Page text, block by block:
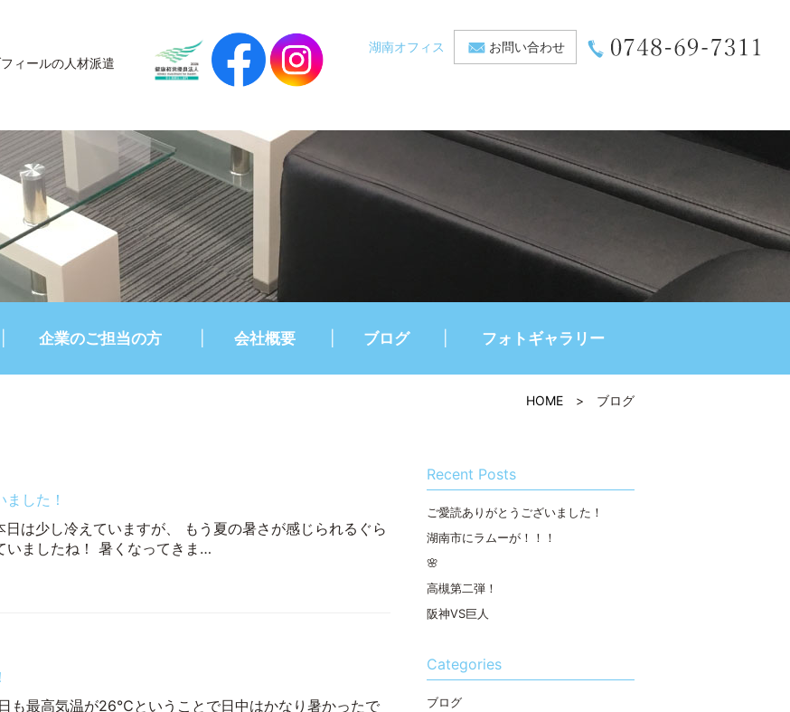
ィールの人材派遣
湖南オフィス お問い合わせ
企業のご担当の方 会社概要 ブログ フォトギャラリー
HOME > ブログ
した！
は少し冷えていますが、 もう夏の暑さが感じられるぐら
いましたね！ 暑くなってきま…
も最高気温が26℃ということで日中はかなり暑かったで
Recent Posts
ご愛読ありがとうございました！
湖南市にラムーが！！！
🌸
高槻第二弾！
阪神VS巨人
Categories
ブログ